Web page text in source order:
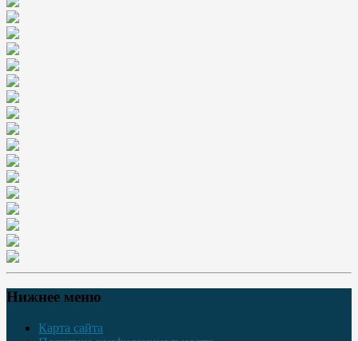
Нижнее меню
Карта сайта